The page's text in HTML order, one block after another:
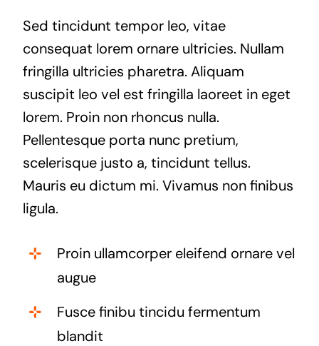
Sed tincidunt tempor leo, vitae
consequat lorem ornare ultricies. Nullam
fringilla ultricies pharetra. Aliquam
suscipit leo vel est fringilla laoreet in eget
lorem. Proin non rhoncus nulla.
Pellentesque porta nunc pretium,
scelerisque justo a, tincidunt tellus.
Mauris eu dictum mi. Vivamus non finibus
ligula.
Proin ullamcorper eleifend ornare vel
augue
Fusce finibu tincidu fermentum
blandit